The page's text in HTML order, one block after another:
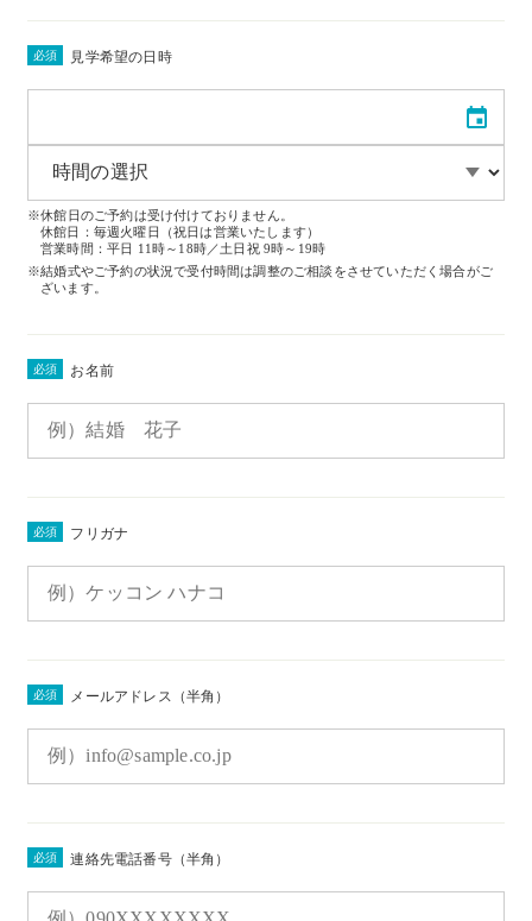
必須 見学希望の日時
※休館日のご予約は受け付けておりません。
休館日：毎週火曜日（祝日は営業いたします）
営業時間：平日 11時～18時／土日祝 9時～19時
※結婚式やご予約の状況で受付時間は調整のご相談をさせていただく場合がご
ざいます。
必須 お名前
必須 フリガナ
必須 メールアドレス（半角）
必須 連絡先電話番号（半角）